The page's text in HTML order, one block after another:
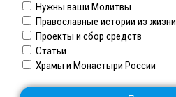
Нужны ваши Молитвы
Православные истории из жизни
Проекты и сбор средств
Статьи
Храмы и Монастыри России